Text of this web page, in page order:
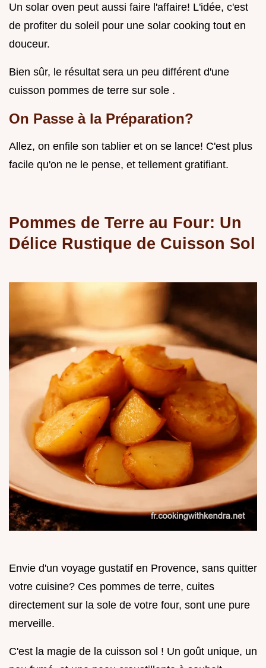
Un solar oven peut aussi faire l'affaire! L'idée, c'est
de profiter du soleil pour une solar cooking tout en
douceur.
Bien sûr, le résultat sera un peu différent d'une
cuisson pommes de terre sur sole .
On Passe à la Préparation?
Allez, on enfile son tablier et on se lance! C'est plus
facile qu'on ne le pense, et tellement gratifiant.
Pommes de Terre au Four: Un
Délice Rustique de Cuisson Sol
Envie d'un voyage gustatif en Provence, sans quitter
votre cuisine? Ces pommes de terre, cuites
directement sur la sole de votre four, sont une pure
merveille.
C'est la magie de la cuisson sol ! Un goût unique, un